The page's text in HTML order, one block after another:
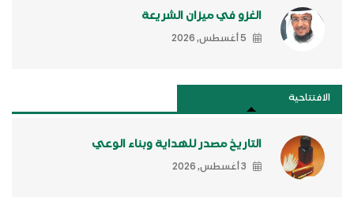
الغزو في ميزان الشريعة
5 أغسطس, 2026
الافتتاحية
التاريخ مصدر للهداية وبناء الوعي
3 أغسطس, 2026